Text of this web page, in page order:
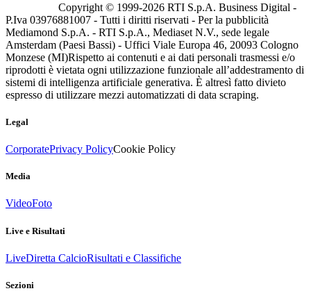
Copyright © 1999-2026 RTI S.p.A. Business Digital -
P.Iva 03976881007 - Tutti i diritti riservati - Per la pubblicità
Mediamond S.p.A. - RTI S.p.A., Mediaset N.V., sede legale
Amsterdam (Paesi Bassi) - Uffici Viale Europa 46, 20093 Cologno
Monzese (MI)Rispetto ai contenuti e ai dati personali trasmessi e/o
riprodotti è vietata ogni utilizzazione funzionale all’addestramento di
sistemi di intelligenza artificiale generativa. È altresì fatto divieto
espresso di utilizzare mezzi automatizzati di data scraping.
Legal
CorporatePrivacy PolicyCookie Policy
Media
VideoFoto
Live e Risultati
LiveDiretta CalcioRisultati e Classifiche
Sezioni